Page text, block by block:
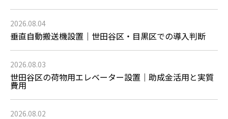
2026.08.04
垂直自動搬送機設置｜世田谷区・目黒区での導入判断
2026.08.03
世田谷区の荷物用エレベーター設置｜助成金活用と実質
費用
2026.08.02